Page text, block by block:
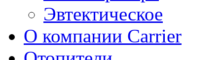
Эвтектическое
О компании Carrier